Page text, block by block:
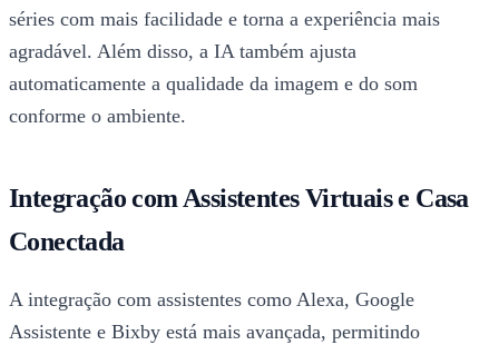
séries com mais facilidade e torna a experiência mais
agradável. Além disso, a IA também ajusta
automaticamente a qualidade da imagem e do som
conforme o ambiente.
Integração com Assistentes Virtuais e Casa
Conectada
A integração com assistentes como Alexa, Google
Assistente e Bixby está mais avançada, permitindo